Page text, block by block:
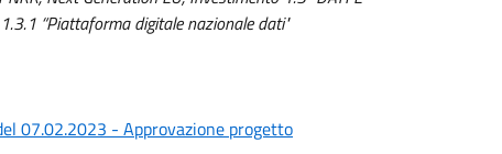
“Piattaforma digitale nazionale dati"
07.02.2023 - Approvazione progetto